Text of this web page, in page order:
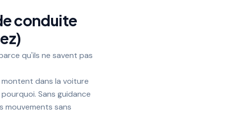
conduite
qu'ils ne savent pas
dans la voiture
Sans guidance
mouvements sans